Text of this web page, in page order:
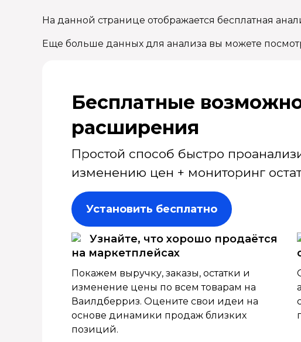
На данной странице отображается бесплатная
Еще больше данных для анализа вы можете
Бесплатные
расширения
Простой способ быстро
изменению цен + мониторинг
Установить бесплатно
Узнайте, что хорошо продаётся
на маркетплейсах
Покажем выручку, заказы, остатки и
изменение цены по всем товарам на
Ваилдберриз. Оцените свои идеи на
основе динамики продаж близких
позиций.